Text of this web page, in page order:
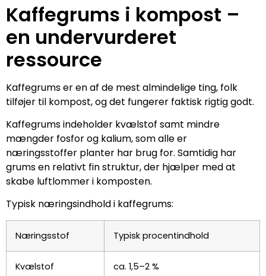
Kaffegrums i kompost –
en undervurderet
ressource
Kaffegrums er en af de mest almindelige ting, folk
tilføjer til kompost, og det fungerer faktisk rigtig godt.
Kaffegrums indeholder kvælstof samt mindre
mængder fosfor og kalium, som alle er
næringsstoffer planter har brug for. Samtidig har
grums en relativt fin struktur, der hjælper med at
skabe luftlommer i komposten.
Typisk næringsindhold i kaffegrums:
Næringsstof Typisk procentindhold
Kvælstof ca. 1,5–2 %